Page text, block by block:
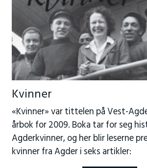
Kvinner
«Kvinner» var tittelen på Vest-
årbok for 2009. Boka tar for seg
Agderkvinner, og her blir leserne
kvinner fra Agder i seks artikler: